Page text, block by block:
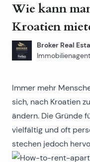
Wie kann
Kroatien
Broker Real
Immer mehr
sich, nach Kroatien
ändern. Die Gründe
vielfältig und oft
stechen jedoch